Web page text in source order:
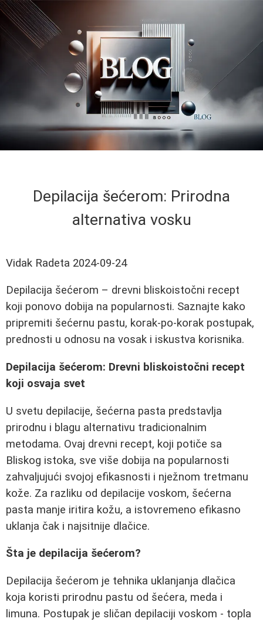
Depilacija šećerom: Prirodna
alternativa vosku
Vidak Radeta 2024-09-24
Depilacija šećerom – drevni bliskoistočni recept
koji ponovo dobija na popularnosti. Saznajte kako
pripremiti šećernu pastu, korak-po-korak postupak,
prednosti u odnosu na vosak i iskustva korisnika.
Depilacija šećerom: Drevni bliskoistočni recept
koji osvaja svet
U svetu depilacije, šećerna pasta predstavlja
prirodnu i blagu alternativu tradicionalnim
metodama. Ovaj drevni recept, koji potiče sa
Bliskog istoka, sve više dobija na popularnosti
zahvaljujući svojoj efikasnosti i nježnom tretmanu
kože. Za razliku od depilacije voskom, šećerna
pasta manje iritira kožu, a istovremeno efikasno
uklanja čak i najsitnije dlačice.
Šta je depilacija šećerom?
Depilacija šećerom je tehnika uklanjanja dlačica
koja koristi prirodnu pastu od šećera, meda i
limuna. Postupak je sličan depilaciji voskom - topla